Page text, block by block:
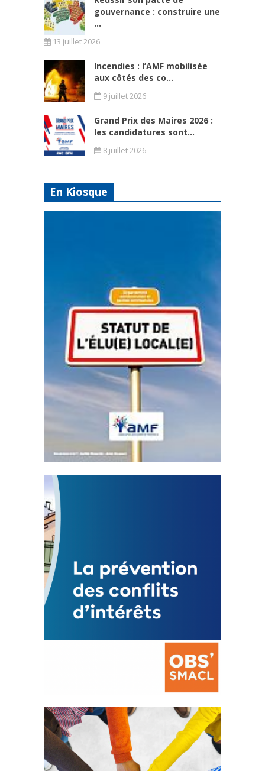
gouvernance : construire une
...
13 juillet 2026
Incendies : l’AMF mobilisée
aux côtés des co...
9 juillet 2026
Grand Prix des Maires 2026 :
les candidatures sont...
8 juillet 2026
En Kiosque
Statut de l’élu local
3 avril 2024
Mise à jour avril 2024
FEUILLETER
La prévention des conflits
d’intérêts
18 septembre 2023
FEUILLETER